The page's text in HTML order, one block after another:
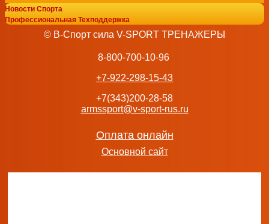
Новости Спорта
Профессиональная Техподдержка
© В-Спорт сила V-SPORT ТРЕНАЖЕРЫ
8-800-700-10-96
+7-922-298-15-43
+7(343)200-28-58
armssport@v-sport-rus.ru
Оплата онлайн
Основной сайт